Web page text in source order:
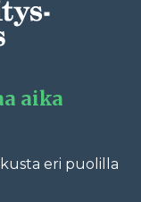
aika
eri puolilla